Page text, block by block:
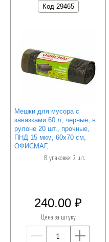
Код 29465
Мешки для мусора с
завязками 60 л, черные, в
рулоне 20 шт., прочные,
ПНД 15 мкм, 60х70 см,
ОФИСМАГ, …
В упаковке: 2 шт.
240.00
Цена за штуку
—